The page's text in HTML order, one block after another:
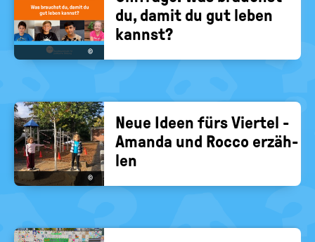
©
du, damit du gut leben
kannst?
©
Neue Ideen fürs Vier­tel -
Aman­da und Rocco er­zäh­
len